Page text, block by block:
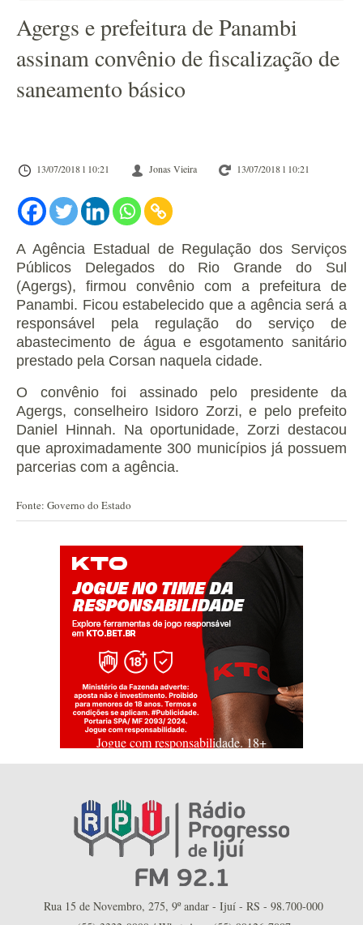
Agergs e prefeitura de Panambi
assinam convênio de fiscalização de
saneamento básico
13/07/2018 l 10:21 Jonas Vieira 13/07/2018 l 10:21
A Agência Estadual de Regulação dos Serviços
Públicos Delegados do Rio Grande do Sul
(Agergs), firmou convênio com a prefeitura de
Panambi. Ficou estabelecido que a agência será a
responsável pela regulação do serviço de
abastecimento de água e esgotamento sanitário
prestado pela Corsan naquela cidade.
O convênio foi assinado pelo presidente da
Agergs, conselheiro Isidoro Zorzi, e pelo prefeito
Daniel Hinnah. Na oportunidade, Zorzi destacou
que aproximadamente 300 municípios já possuem
parcerias com a agência.
Fonte: Governo do Estado
Jogue com responsabilidade. 18+
Rua 15 de Novembro, 275, 9º andar - Ijuí - RS - 98.700-000